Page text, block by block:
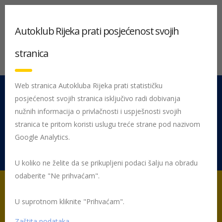
051 212 442 Centrala
Pon - Pet 08:00 - 16:00
Rujevica 9/1, 51000 Rijeka
Početna Posljednje objavljene novosti
Autoklub Rijeka prati posjećenost svojih
stranica
Web stranica Autokluba Rijeka prati statističku
posjećenost svojih stranica isključivo radi dobivanja
nužnih informacija o privlačnosti i uspješnosti svojih
stranica te pritom koristi uslugu treće strane pod nazivom
Google Analytics.
U koliko ne želite da se prikupljeni podaci šalju na obradu
odaberite "Ne prihvaćam".
U suprotnom kliknite "Prihvaćam".